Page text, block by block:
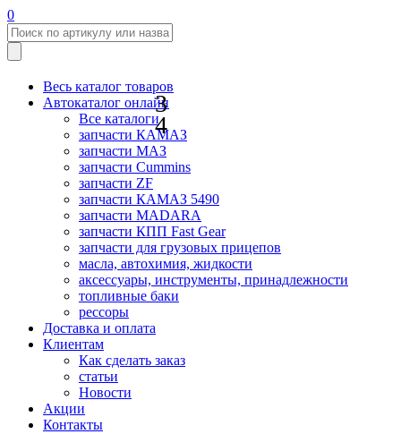
0
Весь каталог товаров
Автокаталог онлайн
Все каталоги
запчасти КАМАЗ
запчасти МАЗ
запчасти Cummins
запчасти ZF
запчасти КАМАЗ 5490
запчасти MADARA
запчасти КПП Fast Gear
запчасти для грузовых прицепов
масла, автохимия, жидкости
аксессуары, инструменты, принадлежности
топливные баки
рессоры
Доставка и оплата
Клиентам
Как сделать заказ
статьи
Новости
Акции
Контакты
3
4